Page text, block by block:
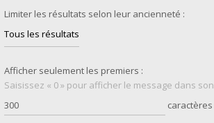
Limiter les résultats selon leur ancienneté :
Afficher seulement les premiers :
Saisissez « 0 » pour afficher le message dans